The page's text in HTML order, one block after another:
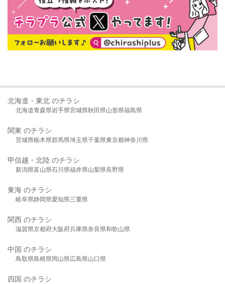
北海道・東北 のチラシ
北海道青森県岩手県宮城県秋田県山形県福島県
関東 のチラシ
茨城県栃木県群馬県埼玉県千葉県東京都神奈川県
甲信越・北陸 のチラシ
新潟県富山県石川県福井県山梨県長野県
東海 のチラシ
岐阜県静岡県愛知県三重県
関西 のチラシ
滋賀県京都府大阪府兵庫県奈良県和歌山県
中国 のチラシ
鳥取県島根県岡山県広島県山口県
四国 のチラシ